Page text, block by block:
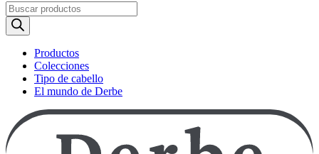
Búsqueda
de
productos
Productos
Colecciones
Tipo de cabello
El mundo de Derbe